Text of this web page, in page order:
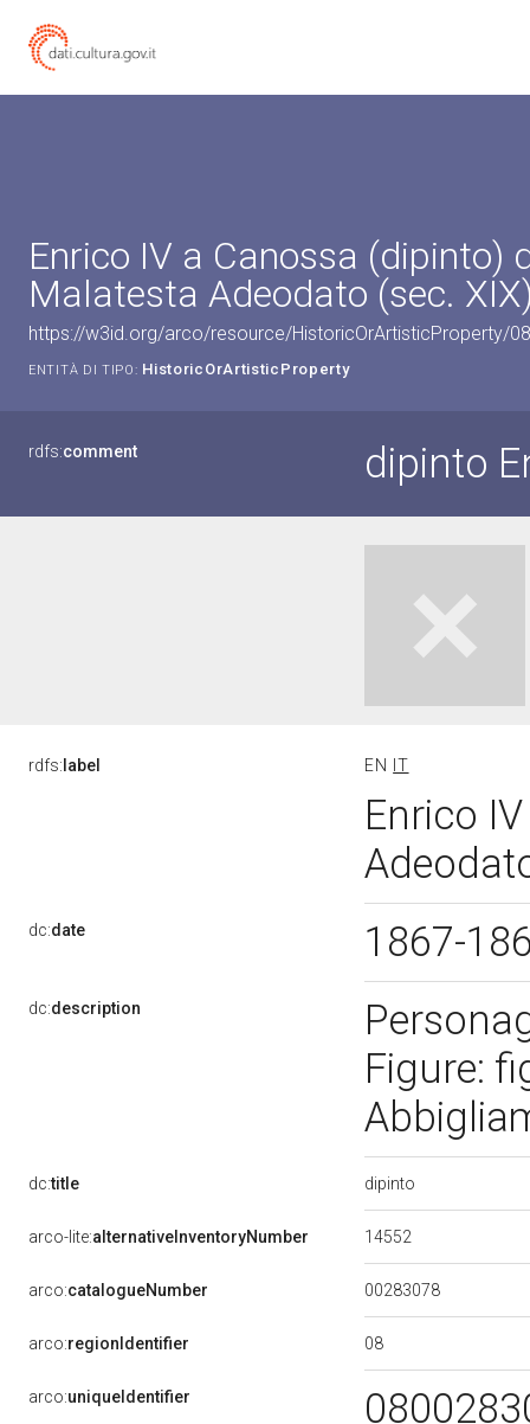
Enrico IV a Canossa (dipinto)
Malatesta Adeodato (sec.
https://w3id.org/arco/resource/HistoricOrArtisticProperty/
ENTITÀ DI TIPO: HistoricOrArtisticProperty
rdfs:comment dipinto
rdfs: label EN IT
Enrico
dc:date 1867-
dc:description
Figure:
dc:title dipinto
arco-lite:alternativeInventoryNumber 14552
arco:catalogueNumber 00283078
arco:regionIdentifier 08
arco:uniqueIdentifier